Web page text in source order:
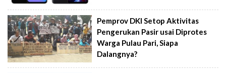
Pemprov DKI Setop Aktivitas
Pengerukan Pasir usai Diprotes
Warga Pulau Pari, Siapa
Dalangnya?